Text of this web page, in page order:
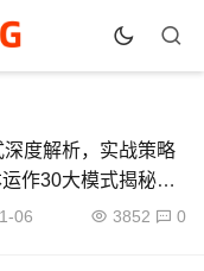
度解析，实战策略
作30大模式揭秘，
06 3852 0